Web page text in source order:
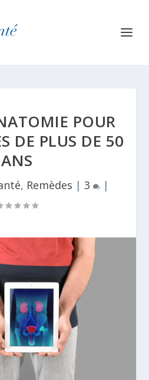
POUR
DE PLUS DE 50
ANS
, Remèdes | 3 |